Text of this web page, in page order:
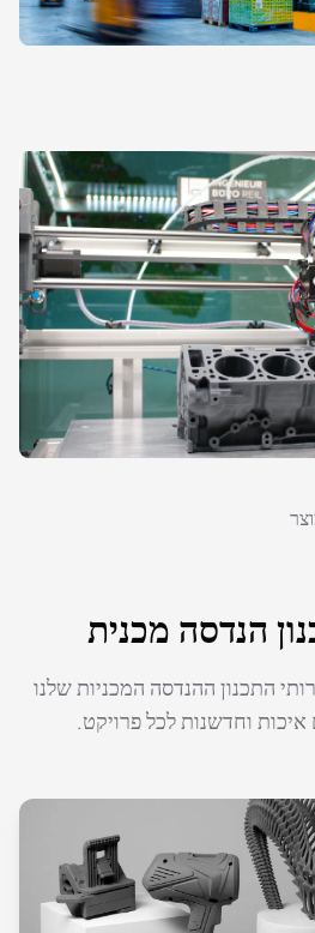
הנדסה מכנית
התכנון ההנדסה המכניות שלנו
איכות וחדשנות לכל פרויקט.